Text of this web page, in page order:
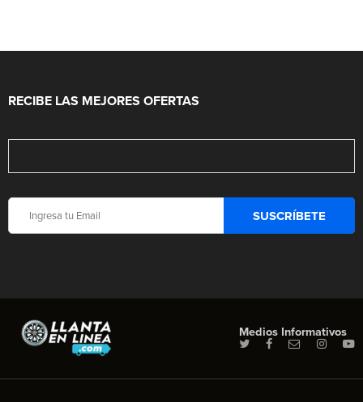
RECIBE LAS MEJORES OFERTAS
Medios Informativos